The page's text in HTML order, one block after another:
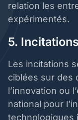
relation les
expérimentés.
5.
Les incitations
ciblées sur des
l’innovation ou
national pour
technologiques